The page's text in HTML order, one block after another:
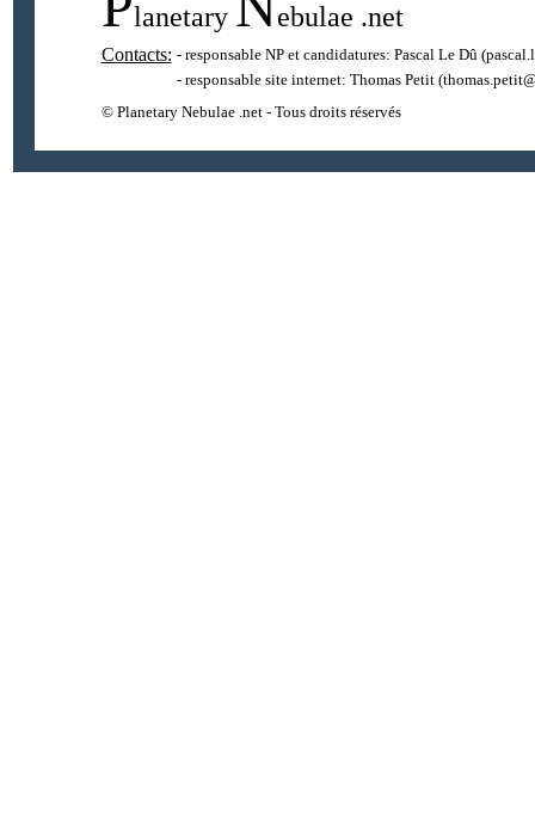
lanetary ebulae .net
Contacts: - responsable NP et candidatures: Pascal Le Dû
- responsable site internet: Thomas Petit
© Planetary Nebulae .net - Tous droits réservés